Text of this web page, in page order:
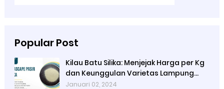
Popular Post
Kilau Batu Silika: Menjejak Harga per Kg
dan Keunggulan Varietas Lampung
dari Ady Water
Januari 02, 2024